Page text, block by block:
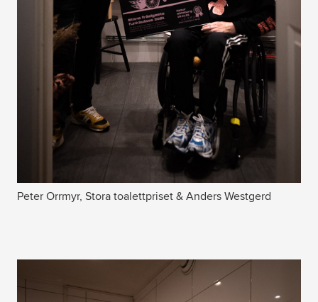
Peter Orrmyr, Stora toalettpriset & Anders Westgerd